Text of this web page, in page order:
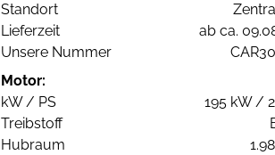
Standort
Lieferzeit
ab ca.
Unsere Nummer
Motor:
kW / PS
195 kW /
Treibstoff
Hubraum